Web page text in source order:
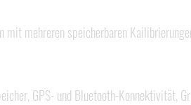
mehreren speicherbaren
GPS- und Bluetooth-Konnektivität,